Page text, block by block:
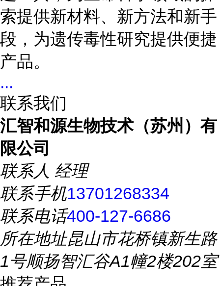
索提供新材料、新方法和新手
段，为遗传毒性研究提供便捷
产品。
...
联系我们
汇智和源生物技术（苏州）有
限公司
联系人 经理
联系手机13701268334
联系电话400-127-6686
所在地址昆山市花桥镇新生路
1号顺扬智汇谷A1幢2楼202室